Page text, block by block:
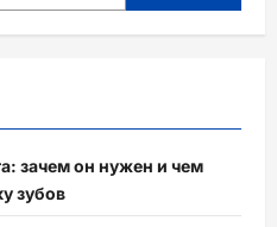
зачем он нужен и чем
зубов